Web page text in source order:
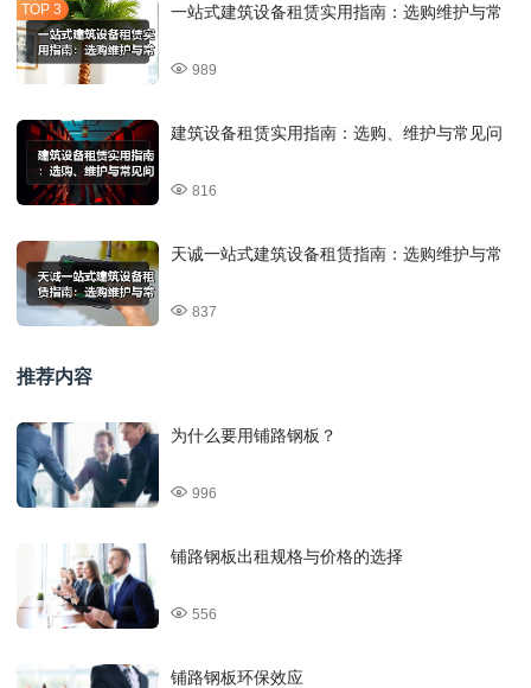
一站式建筑设备租赁实用指南：选购维护与常
989
建筑设备租赁实用指南：选购、维护与常见问
816
天诚一站式建筑设备租赁指南：选购维护与常
837
推荐内容
为什么要用铺路钢板？
996
铺路钢板出租规格与价格的选择
556
铺路钢板环保效应